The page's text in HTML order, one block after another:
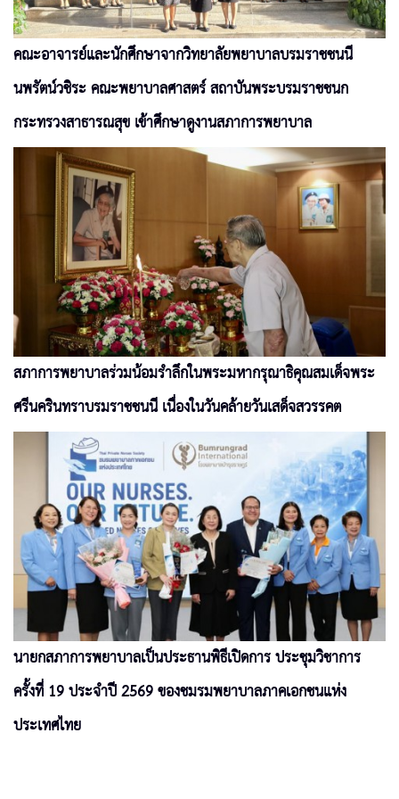
คณะอาจารย์และนักศึกษาจากวิทยาลัยพยาบาลบรมราชชนนี
นพรัตน์วชิระ คณะพยาบาลศาสตร์ สถาบันพระบรมราชชนก
กระทรวงสาธารณสุข เข้าศึกษาดูงานสภาการพยาบาล
สภาการพยาบาลร่วมน้อมรำลึกในพระมหากรุณาธิคุณสมเด็จพระ
ศรีนครินทราบรมราชชนนี เนื่องในวันคล้ายวันเสด็จสวรรคต
นายกสภาการพยาบาลเป็นประธานพิธีเปิดการ ประชุมวิชาการ
ครั้งที่ 19 ประจำปี 2569 ของชมรมพยาบาลภาคเอกชนแห่ง
ประเทศไทย